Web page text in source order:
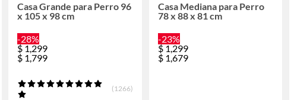
Casa Grande para Perro 96
x 105 x 98 cm
-28%
$ 1,299
$ 1,799
(1266)
Casa Mediana para Perro
78 x 88 x 81 cm
-23%
$ 1,299
$ 1,679